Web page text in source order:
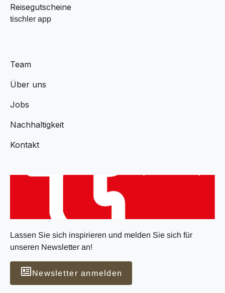
Reisegutscheine
tischler app
Team
Über uns
Jobs
Nachhaltigkeit
Kontakt
Lassen Sie sich inspirieren und melden Sie sich für
unseren Newsletter an!
Newsletter anmelden